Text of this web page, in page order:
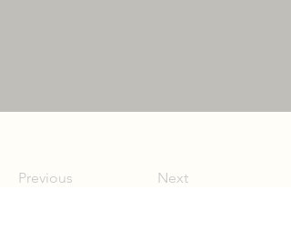
Previous Next